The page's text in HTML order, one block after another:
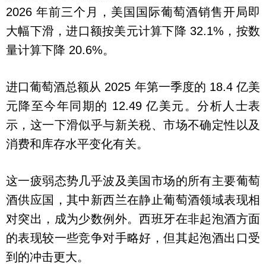
2026 年前三个月，美国国际葡萄酒销售开局即
大幅下滑，进口额按美元计算下降 32.1%，按数
量计算下降 20.6%。
进口葡萄酒总额从 2025 年第一季度的 18.4 亿美
元降至今年同期的 12.49 亿美元。分析人士表
示，这一下滑似乎与新关税、市场不确定性以及
消费和库存水平变化有关。
这一疲弱态势几乎波及美国市场的所有主要葡萄
酒供应国，其中新西兰在静止葡萄酒领域表现相
对突出，成为少数例外。西班牙在非起泡酒方面
的表现较一些竞争对手略好，但其起泡酒出口受
到的冲击更大。